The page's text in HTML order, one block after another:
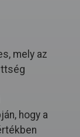
mely az
hogy a